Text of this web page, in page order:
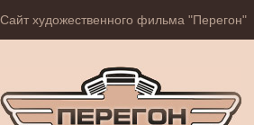
Сайт художественного фильма "Перегон"